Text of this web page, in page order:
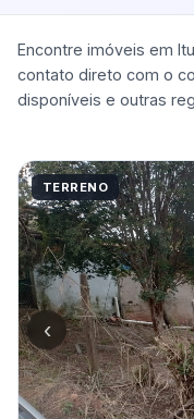
Encontre imóveis em
contato direto com o
disponíveis e outras
TERRENO
‹